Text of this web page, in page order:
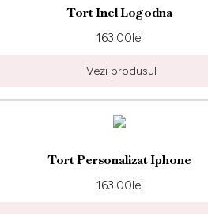
Tort Inel Logodna
163.00lei
Vezi produsul
Tort Personalizat Iphone
163.00lei